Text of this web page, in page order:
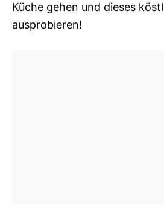
Küche gehen und dieses
ausprobieren!